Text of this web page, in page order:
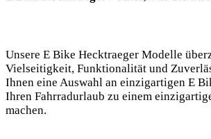
Unsere E Bike Hecktraeger Modelle
Vielseitigkeit, Funktionalität und
Ihnen eine Auswahl an einzigartigen E
Ihren Fahrradurlaub zu einem
machen.